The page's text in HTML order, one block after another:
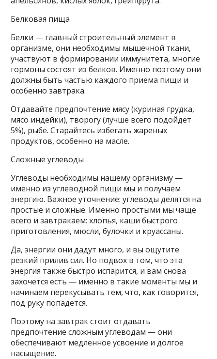
Белковая пища
Белки — главный строительный элемент в
организме, они необходимы мышечной ткани,
участвуют в формировании иммунитета, многие
гормоны состоят из белков. Именно поэтому они
должны быть частью каждого приема пищи и
особенно завтрака.
Отдавайте предпочтение мясу (куриная грудка,
мясо индейки), творогу (лучше всего подойдет
5%), рыбе. Старайтесь избегать жареных
продуктов, особенно на масле.
Сложные углеводы
Углеводы необходимы нашему организму —
именно из углеводной пищи мы и получаем
энергию. Важное уточнение: углеводы делятся на
простые и сложные. Именно простыми мы чаще
всего и завтракаем: хлопья, каши быстрого
приготовления, мюсли, булочки и круассаны.
Да, энергии они дадут много, и вы ощутите
резкий прилив сил. Но подвох в том, что эта
энергия также быстро испарится, и вам снова
захочется есть — именно в такие моменты мы и
начинаем перекусывать тем, что, как говорится,
под руку попадется.
Поэтому на завтрак стоит отдавать
предпочтение сложным углеводам — они
обеспечивают медленное усвоение и долгое
насыщение.